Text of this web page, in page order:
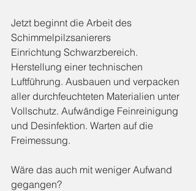
Jetzt beginnt die Arbeit des
Schimmelpilzsanierers
Einrichtung Schwarzbereich.
Herstellung einer technischen
Luftführung. Ausbauen und verpacken
aller durchfeuchteten Materialien unter
Vollschutz. Aufwändige Feinreinigung
und Desinfektion. Warten auf die
Freimessung.
Wäre das auch mit weniger Aufwand
gegangen?